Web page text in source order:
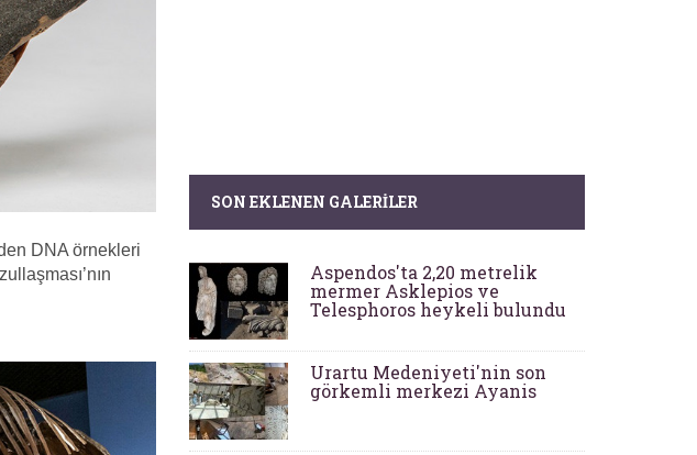
DNA örnekleri
SON EKLENEN GALERILER
Aspendos'ta 2,20 metrelik
mermer Asklepios ve
Telesphoros heykeli bulundu
Urartu Medeniyeti'nin son
görkemli merkezi Ayanis